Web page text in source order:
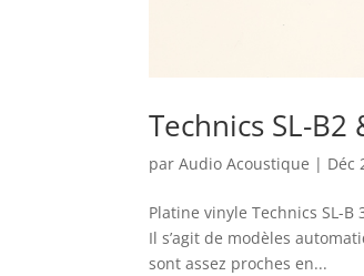
Technics SL-
parAudio Acoustique | Déc
Platine vinyle Technics SL-
Il s’agit de modèles
sont assez proches en...